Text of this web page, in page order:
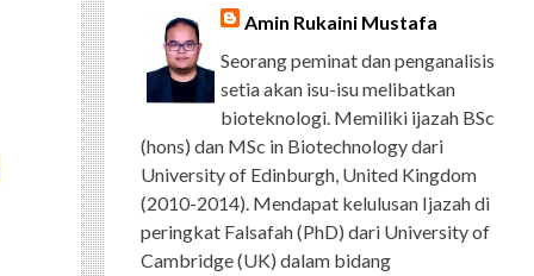
L
U
S
A
S
Amin Rukaini Mustafa
Seorang peminat dan penganalisis
setia akan isu-isu melibatkan
bioteknologi. Memiliki ijazah BSc
(hons) dan MSc in Biotechnology dari
University of Edinburgh, United Kingdom
(2010-2014). Mendapat kelulusan Ijazah di
peringkat Falsafah (PhD) dari University of
Cambridge (UK) dalam bidang